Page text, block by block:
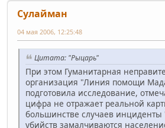
Сулайман
04 мая 2006, 12:25:48
Цитата: "Рыцарь"
При этом Гуманитарная
организация "Линия помощи
подготовила исследование,
цифра не отражает реальной
большинстве случаев
убийств замалчиваются